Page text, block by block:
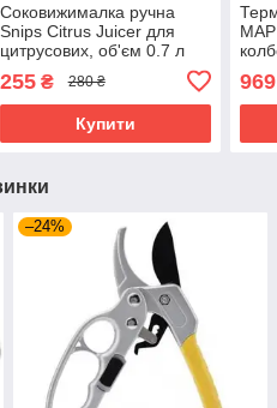
Соковижималка ручна
Snips Citrus Juicer для
цитрусових, об'єм 0.7 л
255₴ 280 ₴
Купити
969
–24%